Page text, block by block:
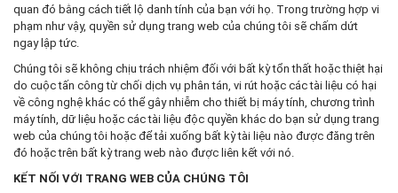
quan đó bằng cách tiết lộ danh tính của bạn với họ. Trong trường hợp vi
phạm như vậy, quyền sử dụng trang web của chúng tôi sẽ chấm dứt
ngay lập tức.
Chúng tôi sẽ không chịu trách nhiệm đối với bất kỳ tổn thất hoặc thiệt hại
do cuộc tấn công từ chối dịch vụ phân tán, vi rút hoặc các tài liệu có hại
về công nghệ khác có thể gây nhiễm cho thiết bị máy tính, chương trình
máy tính, dữ liệu hoặc các tài liệu độc quyền khác do bạn sử dụng trang
web của chúng tôi hoặc để tải xuống bất kỳ tài liệu nào được đăng trên
đó hoặc trên bất kỳ trang web nào được liên kết với nó.
KẾT NỐI VỚI TRANG WEB CỦA CHÚNG TÔI